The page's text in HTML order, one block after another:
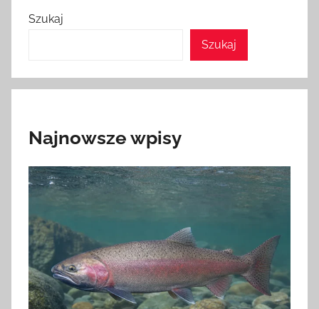
Szukaj
Szukaj
Najnowsze wpisy